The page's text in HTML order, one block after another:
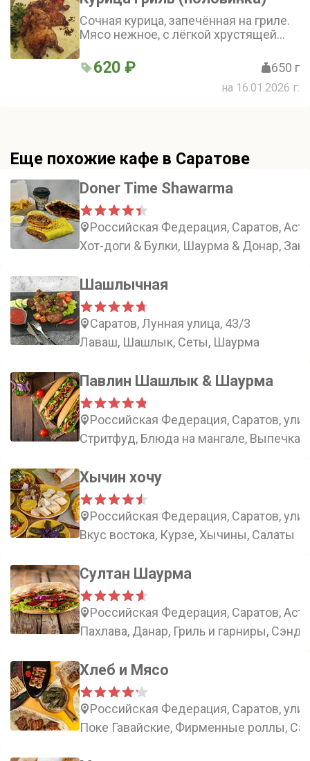
идеальный выбор для ценителей
ярких и насыщенных вкусов.
Сочная курица, запечённая на гриле.
Мясо нежное, с лёгкой хрустящей
идеальный выбор для сытного обеда
или ужина
620 ₽ 650 г
на 16.01.2026 г.
Еще похожие кафе в Саратове
Doner Time Shawarma
Российская Федерация, Саратов,
Хот-доги & Булки, Шаурма & Донар,
Шашлычная
Саратов, Лунная улица, 43/3
Лаваш, Шашлык, Сеты, Шаурма
Павлин Шашлык & Шаурма
Российская Федерация, Саратов,
Стритфуд, Блюда на мангале, Выпечка,
Хычин хочу
Российская Федерация, Саратов,
Вкус востока, Курзе, Хычины, Салаты
Султан Шаурма
Российская Федерация, Саратов,
Пахлава, Данар, Гриль и гарниры,
Хлеб и Мясо
Российская Федерация, Саратов,
Поке Гавайские, Фирменные роллы,